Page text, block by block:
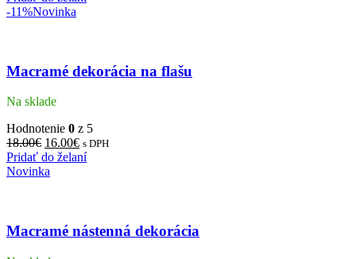
-11%Novinka
Macramé dekorácia na flašu
Na sklade
Hodnotenie 0 z 5
18.00€ 16.00€ s DPH
Pridať do želaní
Novinka
Macramé nástenná dekorácia